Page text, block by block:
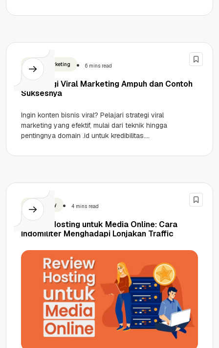
Digital Marketing 6 mins read
7 Strategi Viral Marketing Ampuh dan Contoh
Suksesnya
Ingin konten bisnis viral? Pelajari strategi viral
marketing yang efektif, mulai dari teknik hingga
pentingnya domain .id untuk kredibilitas.
Client Story 4 mins read
Review Hosting untuk Media Online: Cara
Indomiliter Menghadapi Lonjakan Traffic